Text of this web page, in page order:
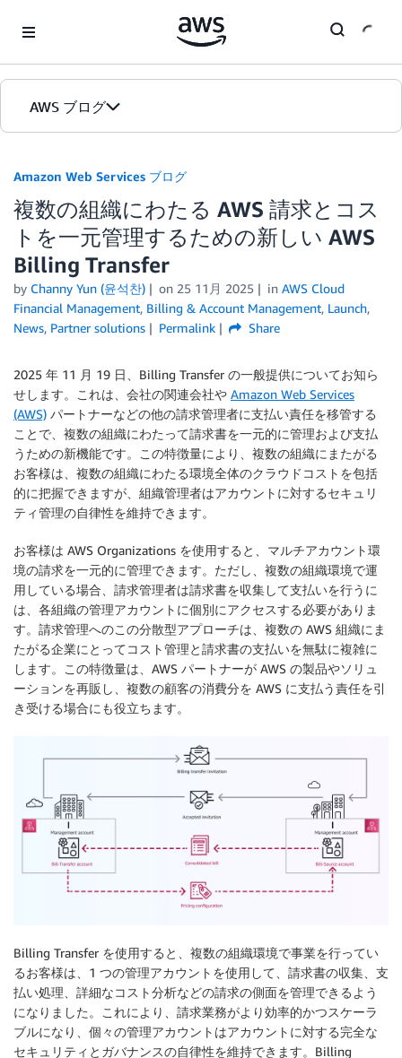
AWS ブログ
カテゴリ
エディション
Amazon Web Services ブログ
複数の組織にわたる AWS 請求とコス
トを一元管理するための新しい AWS
Billing Transfer
by Channy Yun (윤석찬) on 25 11月 2025 in AWS Cloud
Financial Management, Billing & Account Management, Launch,
News, Partner solutions Permalink Share
2025 年 11 月 19 日、Billing Transfer の一般提供についてお知ら
せします。これは、会社の関連会社や Amazon Web Services
(AWS) パートナーなどの他の請求管理者に支払い責任を移管する
ことで、複数の組織にわたって請求書を一元的に管理および支払
うための新機能です。この特徴量により、複数の組織にまたがる
お客様は、複数の組織にわたる環境全体のクラウドコストを包括
的に把握できますが、組織管理者はアカウントに対するセキュリ
ティ管理の自律性を維持できます。
お客様は AWS Organizations を使用すると、マルチアカウント環
境の請求を一元的に管理できます。ただし、複数の組織環境で運
用している場合、請求管理者は請求書を収集して支払いを行うに
は、各組織の管理アカウントに個別にアクセスする必要がありま
す。請求管理へのこの分散型アプローチは、複数の AWS 組織にま
たがる企業にとってコスト管理と請求書の支払いを無駄に複雑に
します。この特徴量は、AWS パートナーが AWS の製品やソリュ
ーションを再販し、複数の顧客の消費分を AWS に支払う責任を引
き受ける場合にも役立ちます。
Billing Transfer を使用すると、複数の組織環境で事業を行ってい
るお客様は、1 つの管理アカウントを使用して、請求書の収集、支
払い処理、詳細なコスト分析などの請求の側面を管理できるよう
になりました。これにより、請求業務がより効率的かつスケーラ
ブルになり、個々の管理アカウントはアカウントに対する完全な
セキュリティとガバナンスの自律性を維持できます。Billing